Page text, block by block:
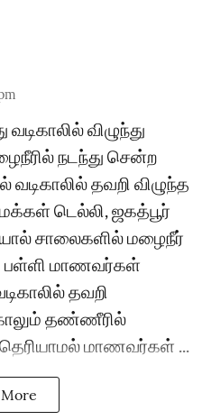
விழுந்து
நடந்து சென்ற
வடிகாலில் தவறி விழுந்த
டெல்லி, ஜகத்பூர்
சாலைகளில் மழைநீர்
பள்ளி மாணவர்கள்
தவறி
தண்ணீரில்
மாணவர்கள் ...